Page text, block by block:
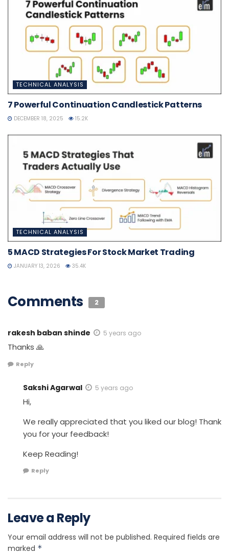
TECHNICAL ANALYSIS
7 Powerful Continuation Candlestick Patterns
DECEMBER 18, 2025 15.2K
TECHNICAL ANALYSIS
5 MACD Strategies For Stock Market Trading
JANUARY 13, 2026 35.4K
Comments 2
rakesh baban shinde 5 years ago
Thanks 🙏
Reply
Sakshi Agarwal 5 years ago
Hi,
We really appreciated that you liked our blog! Thank
you for your feedback!
Keep Reading!
Reply
Leave a Reply
Your email address will not be published. Required fields are
marked *